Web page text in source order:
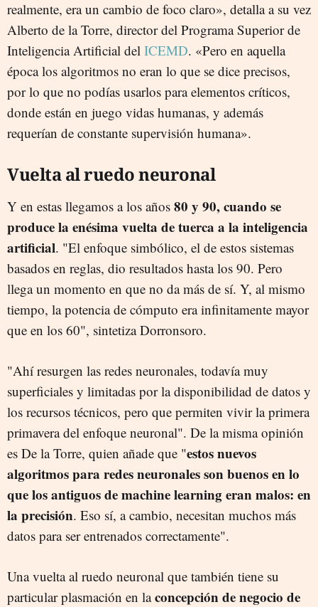
realmente, era un cambio de foco claro», detalla a su vez
Alberto de la Torre, director del Programa Superior de
Inteligencia Artificial del ICEMD. «Pero en aquella
época los algoritmos no eran lo que se dice precisos,
por lo que no podías usarlos para elementos críticos,
donde están en juego vidas humanas, y además
requerían de constante supervisión humana».
Vuelta al ruedo neuronal
Y en estas llegamos a los años 80 y 90, cuando se
produce la enésima vuelta de tuerca a la inteligencia
artificial. "El enfoque simbólico, el de estos sistemas
basados en reglas, dio resultados hasta los 90. Pero
llega un momento en que no da más de sí. Y, al mismo
tiempo, la potencia de cómputo era infinitamente mayor
que en los 60", sintetiza Dorronsoro.
"Ahí resurgen las redes neuronales, todavía muy
superficiales y limitadas por la disponibilidad de datos y
los recursos técnicos, pero que permiten vivir la primera
primavera del enfoque neuronal". De la misma opinión
es De la Torre, quien añade que "estos nuevos
algoritmos para redes neuronales son buenos en lo
que los antiguos de machine learning eran malos: en
la precisión. Eso sí, a cambio, necesitan muchos más
datos para ser entrenados correctamente".
Una vuelta al ruedo neuronal que también tiene su
particular plasmación en laconcepción de negocio de